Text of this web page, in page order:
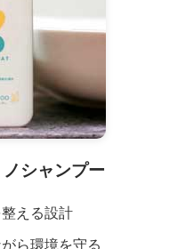
シャンプー
える設計
ら環境を守る